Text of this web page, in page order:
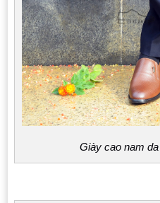
Giày cao nam